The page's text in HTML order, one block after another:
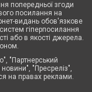
попередньої згоди
посилання на
видань обов'язкове
гіперпосилання
або в якості джерела.
"Партнерський
"Пресреліз",
на правах реклами.